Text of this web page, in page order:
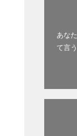
あな
て言